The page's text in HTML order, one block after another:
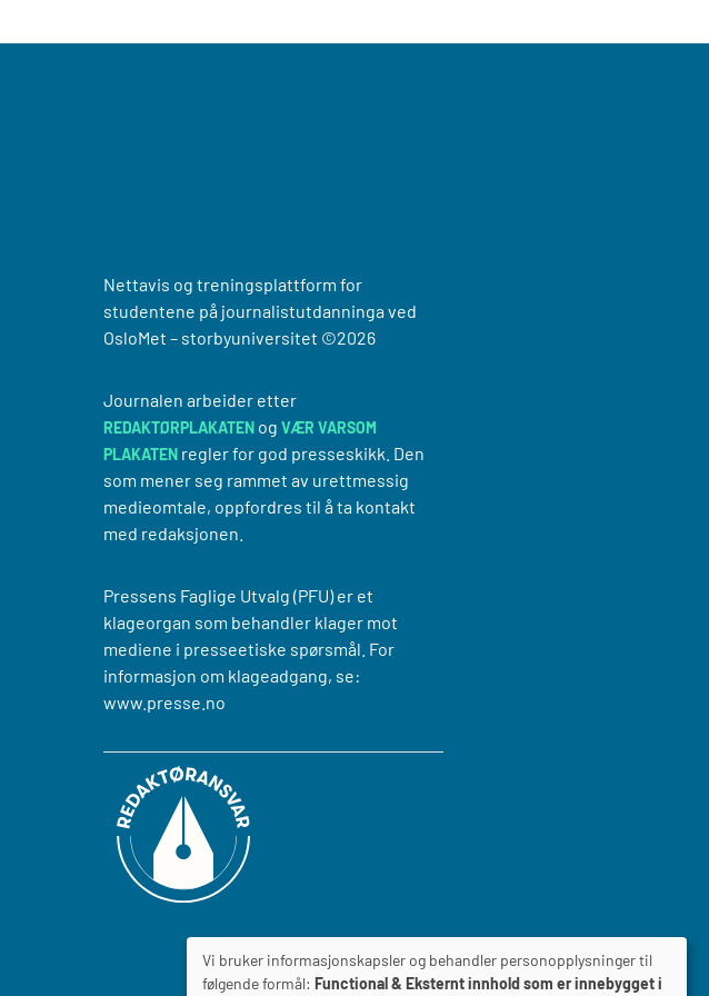
Nettavis og treningsplattform for
studentene på journalistutdanninga ved
OsloMet – storbyuniversitet ©2026
Journalen arbeider etter
REDAKTØRPLAKATENog VÆR VARSOM
PLAKATENregler for god presseskikk. Den
som mener seg rammet av urettmessig
medieomtale, oppfordres til å ta kontakt
med redaksjonen.
Pressens Faglige Utvalg (PFU) er et
klageorgan som behandler klager mot
mediene i presseetiske spørsmål. For
informasjon om klageadgang, se:
www.presse.no
Vi bruker informasjonskapsler og behandler personopplysninger til
følgende formål: Functional & Eksternt innhold som er innebygget i